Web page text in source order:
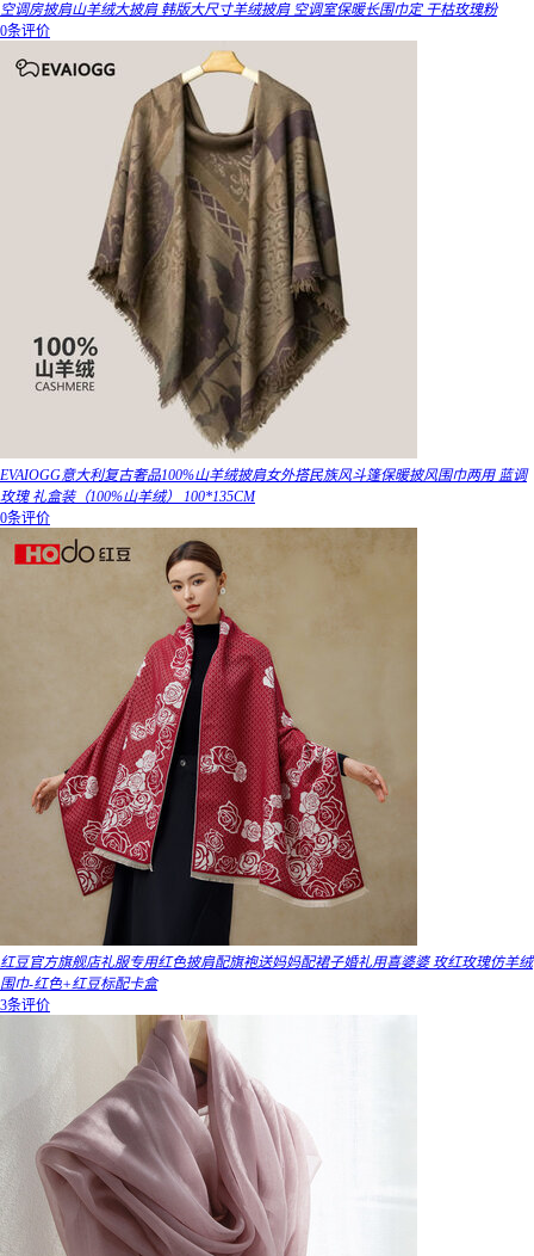
空调房披肩山羊绒大披肩 韩版大尺寸羊绒披肩 空调室保暖长围巾定 干枯玫瑰粉
0条评价
EVAIOGG意大利复古奢品100%山羊绒披肩女外搭民族风斗篷保暖披风围巾两用 蓝调
玫瑰 礼盒装（100%山羊绒） 100*135CM
0条评价
红豆官方旗舰店礼服专用红色披肩配旗袍送妈妈配裙子婚礼用喜婆婆 玫红玫瑰仿羊绒
围巾-红色+红豆标配卡盒
3条评价